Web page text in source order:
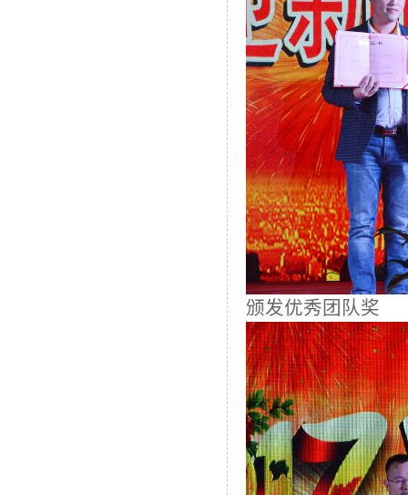
颁发优秀团队奖